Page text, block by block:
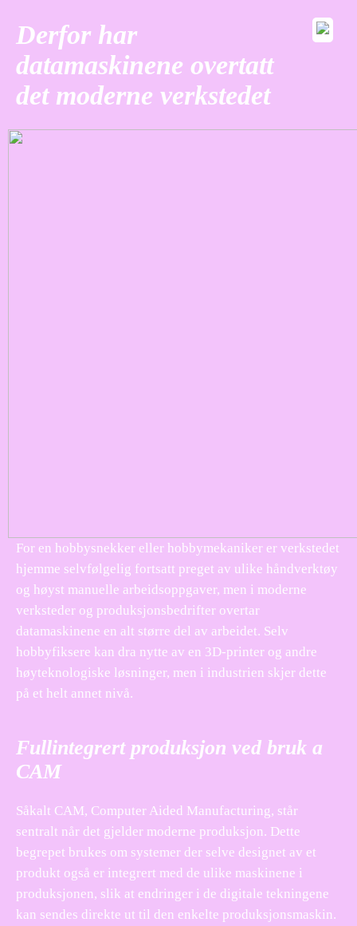
Derfor har
datamaskinene overtatt
det moderne verkstedet
For en hobbysnekker eller hobbymekaniker er verkstedet
hjemme selvfølgelig fortsatt preget av ulike håndverktøy
og høyst manuelle arbeidsoppgaver, men i moderne
verksteder og produksjonsbedrifter overtar
datamaskinene en alt større del av arbeidet. Selv
hobbyfiksere kan dra nytte av en 3D-printer og andre
høyteknologiske løsninger, men i industrien skjer dette
på et helt annet nivå.
Fullintegrert produksjon ved bruk a
CAM
Såkalt CAM, Computer Aided Manufacturing, står
sentralt når det gjelder moderne produksjon. Dette
begrepet brukes om systemer der selve designet av et
produkt også er integrert med de ulike maskinene i
produksjonen, slik at endringer i de digitale tekningene
kan sendes direkte ut til den enkelte produksjonsmaskin.